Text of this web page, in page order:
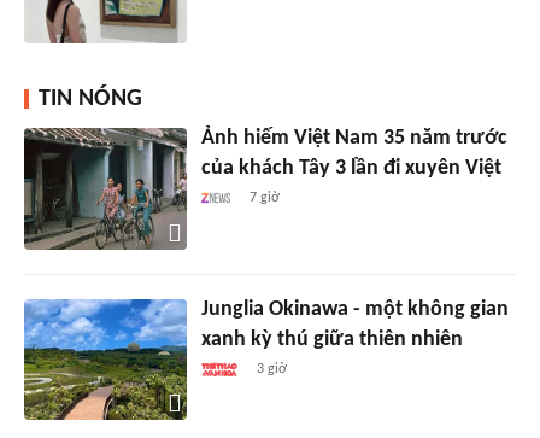
TIN NÓNG
Ảnh hiếm Việt Nam 35 năm trước
của khách Tây 3 lần đi xuyên Việt
7 giờ
Junglia Okinawa - một không gian
xanh kỳ thú giữa thiên nhiên
3 giờ